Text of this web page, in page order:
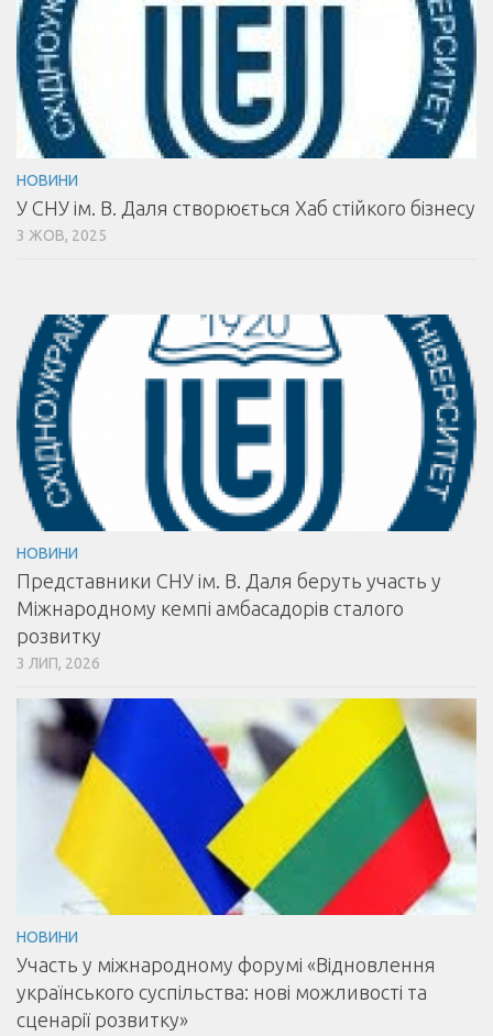
НОВИНИ
У СНУ ім. В. Даля створюється Хаб стійкого бізнесу
3 ЖОВ, 2025
НОВИНИ
Представники СНУ ім. В. Даля беруть участь у
Міжнародному кемпі амбасадорів сталого
розвитку
3 ЛИП, 2026
НОВИНИ
Участь у міжнародному форумі «Відновлення
українського суспільства: нові можливості та
сценарії розвитку»